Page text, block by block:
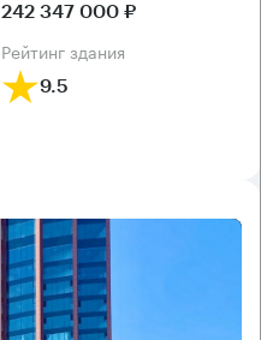
242 347 000 ₽
рейтинг здания
9.5